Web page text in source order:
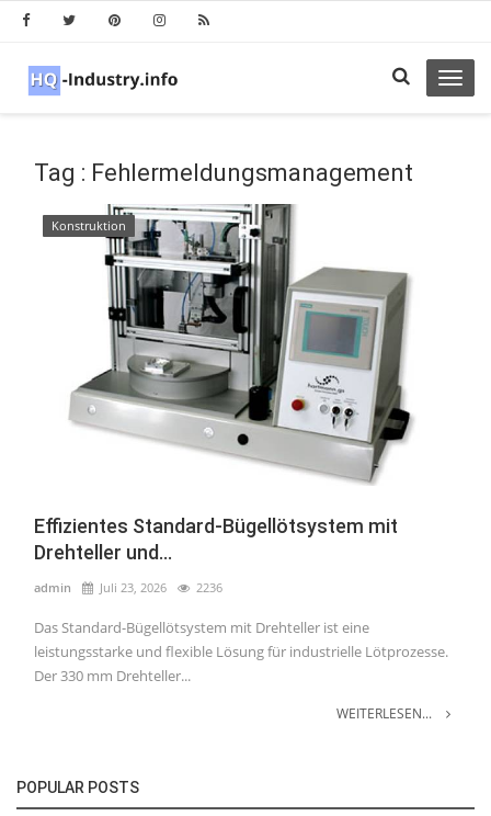
Tag : Fehlermeldungsmanagement
Konstruktion
Effizientes Standard-Bügellötsystem mit
Drehteller und...
admin Juli 23, 2026 2236
Das Standard-Bügellötsystem mit Drehteller ist eine
leistungsstarke und flexible Lösung für industrielle Lötprozesse.
Der 330 mm Drehteller...
WEITERLESEN...
POPULAR POSTS